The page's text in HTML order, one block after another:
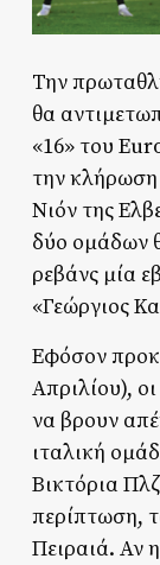
Την
θα
«16» του
την κλήρωση
Νιόν της
δύο ομάδων
ρεβάνς μία
«Γεώργιος
Εφόσον
Απριλίου),
να βρουν
ιταλική
Βικτόρια
περίπτωση,
Πειραιά. Αν